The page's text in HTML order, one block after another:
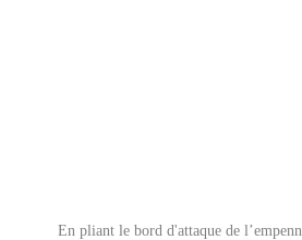
En pliant le bord d'attaque de